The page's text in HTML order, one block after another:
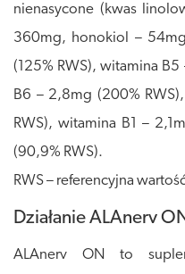
nienasycone (kwas
360mg, honokiol –
(125% RWS), witamina
B6 – 2,8mg (200%
RWS), witamina B1 –
(90,9% RWS).
RWS – referencyjna
Działanie ALAnerv
ALAnerv ON to